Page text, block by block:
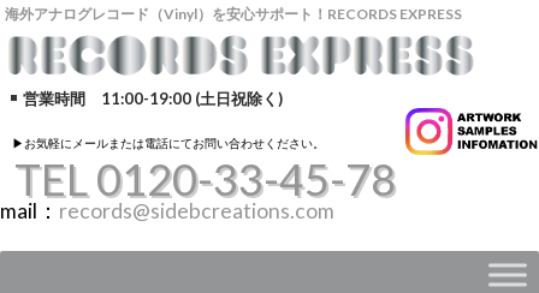
海外アナログレコード（Vinyl）を安心サポート！RECORDS EXPRESS
営業時間 11:00-19:00 (土日祝除く)
▶︎お気軽にメールまたは電話にてお問い合わせください。
TEL 0120-33-45-78
mail： records@sidebcreations.com